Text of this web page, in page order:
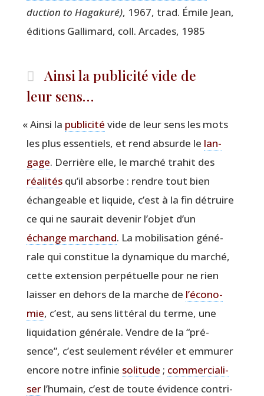
duc­tion to Haga­ku­ré), 1967, trad. Émile Jean,
édi­tions Gal­li­mard, coll. Arcades, 1985
Ainsi la publicité vide de
leur sens…
«Ain­si la publi­ci­té vide de leur sens les mots
les plus essen­tiels, et rend absurde le lan­
gage. Der­rière elle, le mar­ché tra­hit des
réa­li­tésqu’il absorbe : rendre tout bien
échan­geable et liquide, c’est à la fin détruire
ce qui ne sau­rait deve­nir l’ob­jet d’un
échange mar­chand. La mobi­li­sa­tion géné­
rale qui consti­tue la dyna­mique du mar­ché,
cette exten­sion per­pé­tuelle pour ne rien
lais­ser en dehors de la marche de l’é­co­no­
mie, c’est, au sens lit­té­ral du terme, une
liqui­da­tion géné­rale. Vendre de la “pré­
sence”, c’est seule­ment révé­ler et emmu­rer
encore notre infi­nie soli­tude ; com­mer­cia­li­
serl’hu­main, c’est de toute évi­dence contri­